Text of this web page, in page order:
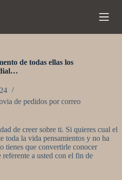
de todas ellas los
de pedidos por correo
de creer sobre ti. Si quieres cual el
toda la vida pensamientos y no ha
tienes que convertirle conocer
a usted con el fin de